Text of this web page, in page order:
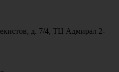
д. 7/4, ТЦ Адмирал 2-